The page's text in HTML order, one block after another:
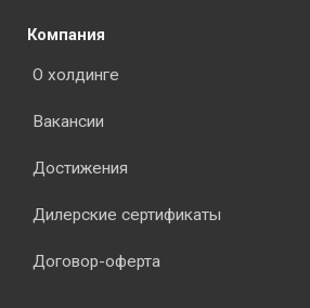
Компания
О холдинге
Вакансии
Достижения
Дилерские сертификаты
Договор-оферта